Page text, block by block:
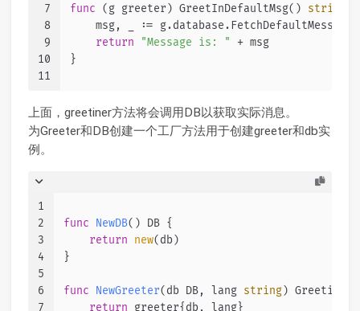
7
8
9
10
11
func (g greeter) GreetInDefaultMsg() string
msg, _ :=
return
"Message is: " + msg
}
上面，greetiner方法将会调用DB以获取实际消息。
为Greeter和DB创建一个工厂方法用于创建greeter和db实
例。
1
2
3
4
5
6
7
func NewDB() DB {
return
new(db)
}
func NewGreeter(db DB, lang string)
return greeter{db, lang}